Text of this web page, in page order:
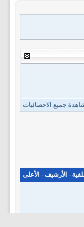
جميع الاحصائيات
- الأرشيف - الأعلى